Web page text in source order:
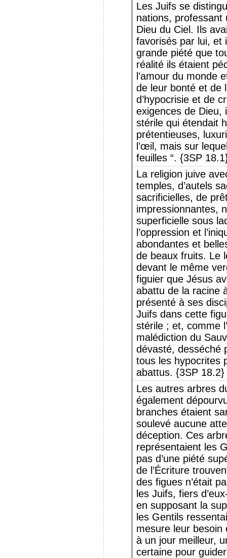
Les Juifs se
nations, professant
Dieu du Ciel. Ils
favorisés par lui, et
grande piété que
réalité ils étaient
l’amour du monde
de leur bonté et de
d’hypocrisie et de
exigences de Dieu,
stérile qui étendait
prétentieuses,
l’œil, mais sur
feuilles “. {3SP
La religion juive
temples, d’autels
sacrificielles, de
impressionnantes,
superficielle sous
l’oppression et
abondantes et
de beaux fruits. Le
devant le même
figuier que Jésus
abattu de la racine
présenté à ses
Juifs dans cette
stérile ; et, comme
malédiction du
dévasté, desséché
tous les hypocrites
abattus. {3SP 18.2}
Les autres arbres
également
branches étaient
soulevé aucune
déception. Ces
représentaient les
pas d’une piété
de l’Écriture
des figues n’était
les Juifs, fiers
en supposant la
les Gentils
mesure leur besoin
à un jour meilleur,
certaine pour